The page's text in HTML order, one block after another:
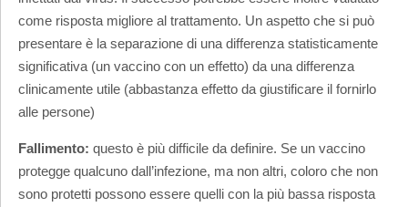
come risposta migliore al trattamento. Un aspetto che si può
presentare è la separazione di una differenza statisticamente
significativa (un vaccino con un effetto) da una differenza
clinicamente utile (abbastanza effetto da giustificare il fornirlo
alle persone)
Fallimento: questo è più difficile da definire. Se un vaccino
protegge qualcuno dall’infezione, ma non altri, coloro che non
sono protetti possono essere quelli con la più bassa risposta